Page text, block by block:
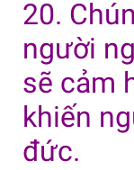
20.
người
sẽ cảm
khiến
đức.